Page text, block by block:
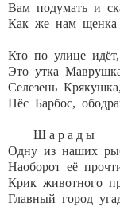
Вам подумать и
Как же нам щенка
Кто по улице
Это утка
Селезень
Пёс Барбос,
Ш а р а д ы
Одну из наших
Наоборот её
Крик животного
Главный город